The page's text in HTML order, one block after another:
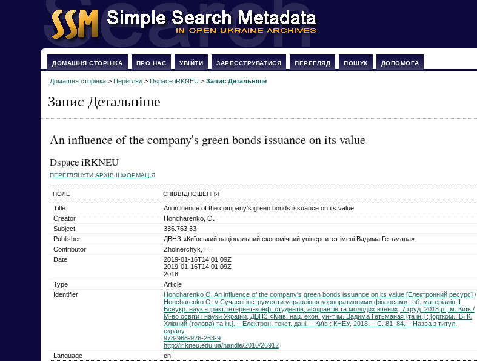
ДОМАШНЯ СТОРІНКА ПРО НАС УВІЙТИ ЗАРЕЄСТРУВАТИСЯ ПЕРЕГЛЯД ПОШУК ДОПОМОГА
Домашня сторінка >Перегляд > Dspace iRKNEU >Запис Детальніше
Запис Детальніше
An influence of the company's green bonds issuance on its value
Dspace iRKNEU
ПЕРЕГЛЯНУТИ АРХІВ ІНФОРМАЦІЯ
ПОЛЕ СПІВВІДНОШЕННЯ
Title
An influence of the company's green bonds issuance on its value
Creator
Honcharenko, O.
Subject
336.763.33
Publisher
ДВНЗ «Київський національний економічний університет імені Вадима Гетьмана»
Contributor
Zholnerchyk, H.
Date
2019-01-16T14:01:09Z
2019-01-16T14:01:09Z
2018
Type
Article
Identifier
Honcharenko O. An influence of the company's green bonds issuance on its value [Електронний ресурс] /
Honcharenko O. // Сучасні інструменти управління корпоративними фінансами : зб. матеріалів ІІ
Всеукр. наук.-практ. інтернет-конф. студентів, аспірантів та молодих вчених, 7 груд. 2018 р., м. Київ /
М-во освіти і науки України, ДВНЗ «Київ. нац. екон. ун-т ім. Вадима Гетьмана» [та ін.] ; [оргком.: В. К.
Хлівний (голова) та ін.]. – Електрон. текст. дані. – Київ : КНЕУ, 2018. – С. 81–84. – Назва з титул.
екрану.
978-966-926-263-9
http://ir.kneu.edu.ua/handle/2010/26912
Language
en